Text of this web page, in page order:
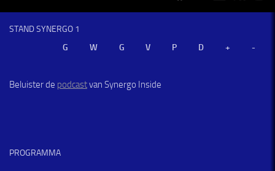
STAND SYNERGO 1
Beluister de podcastvan Synergo Inside
PROGRAMMA